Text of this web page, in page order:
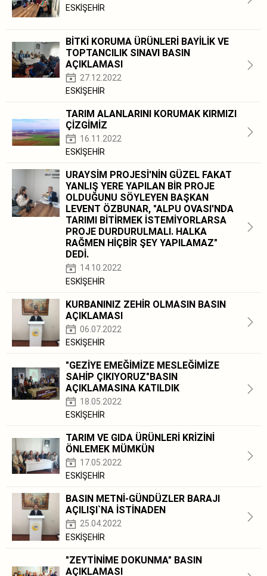
ESKİŞEHİR
BİTKİ KORUMA ÜRÜNLERİ BAYİLİK VE
TOPTANCILIK SINAVI BASIN
AÇIKLAMASI
27.12.2022
ESKİŞEHİR
TARIM ALANLARINI KORUMAK KIRMIZI
ÇİZGİMİZ
16.11.2022
ESKİŞEHİR
URAYSİM PROJESİ'NİN GÜZEL FAKAT
YANLIŞ YERE YAPILAN BİR PROJE
OLDUĞUNU SÖYLEYEN BAŞKAN
LEVENT ÖZBUNAR, "ALPU OVASI'NDA
TARIMI BİTİRMEK İSTEMİYORLARSA
PROJE DURDURULMALI. HALKA
RAĞMEN HİÇBİR ŞEY YAPILAMAZ"
DEDİ.
14.10.2022
ESKİŞEHİR
KURBANINIZ ZEHİR OLMASIN BASIN
AÇIKLAMASI
06.07.2022
ESKİŞEHİR
"GEZİYE EMEĞİMİZE MESLEĞİMİZE
SAHİP ÇIKIYORUZ"BASIN
AÇIKLAMASINA KATILDIK
18.05.2022
ESKİŞEHİR
TARIM VE GIDA ÜRÜNLERİ KRİZİNİ
ÖNLEMEK MÜMKÜN
17.05.2022
ESKİŞEHİR
BASIN METNİ-GÜNDÜZLER BARAJI
AÇILIŞI`NA İSTİNADEN
25.04.2022
ESKİŞEHİR
"ZEYTİNİME DOKUNMA" BASIN
AÇIKLAMASI